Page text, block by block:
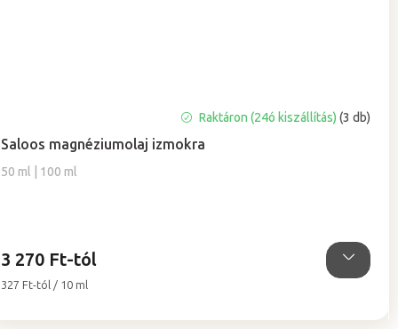
Saloos magnéziumolaj izmokra
50 ml | 100 ml
Raktáron (24ó kiszállítás) (3 db)
3 270 Ft-tól
Egységár:
327 Ft-tól / 10 ml